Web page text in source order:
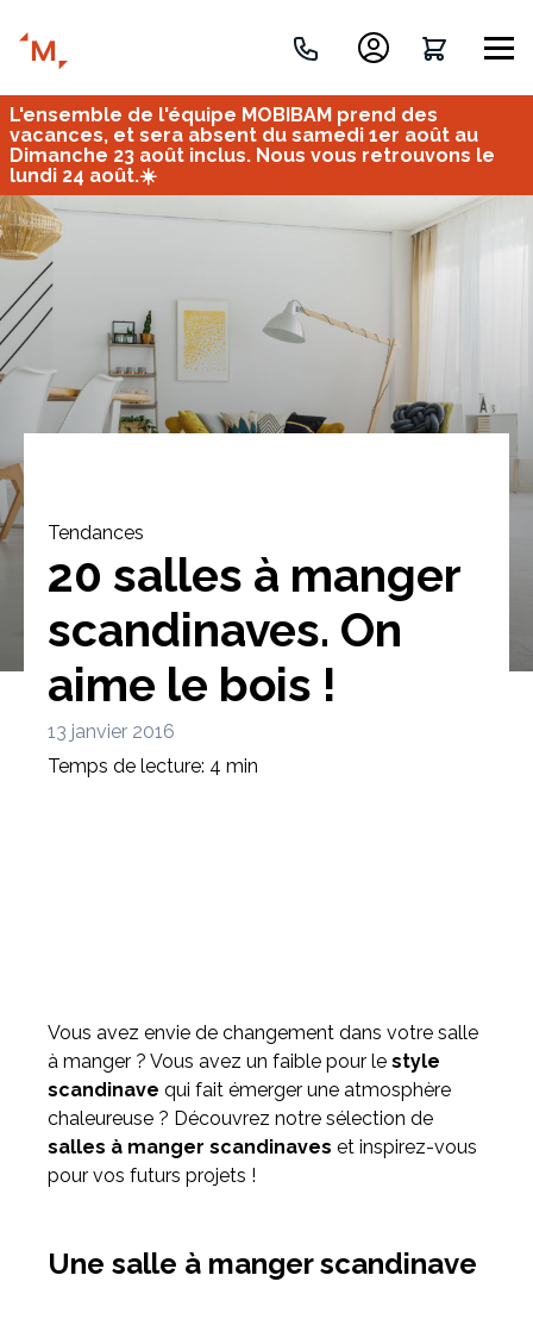
Inspirez-vous du catalogue
Personnalisez nos modèles pour créer le meuble qui vous
Bibliothèque Meuble tv
Créez votre projet de A à Z
Imaginez et concevez un meuble 100% unique.
L'ensemble de l'équipe MOBIBAM prend des
vacances, et sera absent du samedi 1er août au
Dimanche 23 août inclus. Nous vous retrouvons le
lundi 24 août.☀️
Tendances
20 salles à manger
scandinaves. On
aime le bois !
13 janvier 2016
Temps de lecture: 4 min
Vous avez envie de changement dans votre salle
à manger ? Vous avez un faible pour le style
scandinave qui fait émerger une atmosphère
chaleureuse ? Découvrez notre sélection de
salles à manger scandinaves et inspirez-vous
pour vos futurs projets !
Une salle à manger scandinave